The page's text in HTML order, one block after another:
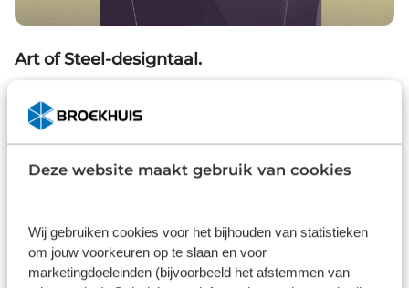
Deze website maakt gebruik van cookies
Wij gebruiken cookies voor het bijhouden van statistieken
om jouw voorkeuren op te slaan en voor
marketingdoeleinden (bijvoorbeeld het afstemmen van
Art of Steel-designtaal.
Met Art of Steel laat de IONIQ 3 zien hoe expressief
staal kan zijn. Dankzij de geavanceerde
staalvormtechnologie creëert het een oppervlak
en volume die zowel technisch als artistiek